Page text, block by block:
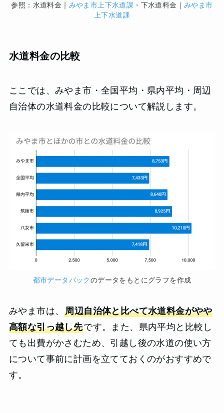
参照：水道料金｜ みやま市上下水道課 ・下水道料金｜みやま市
上下水道課
水道料金の比較
ここでは、みやま市・全国平均・県内平均・周辺
自治体の水道料金の比較について解説します。
都市データパックのデータをもとにグラフを作成
みやま市は、周辺自治体と比べて水道料金がやや
高額な引っ越し先です。また、県内平均と比較し
ても出費がかさむため、引越し後の水道の使い方
について事前に計画を立てておくのがおすすめで
す。